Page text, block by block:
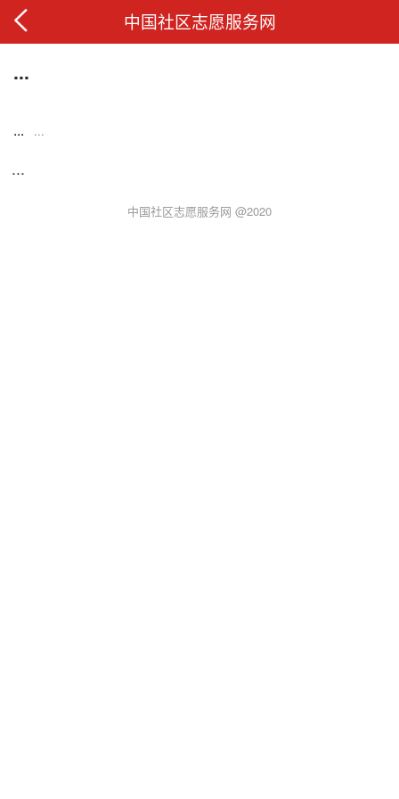
中国社区志愿服务网
...
... ...
...
中国社区志愿服务网 @2020